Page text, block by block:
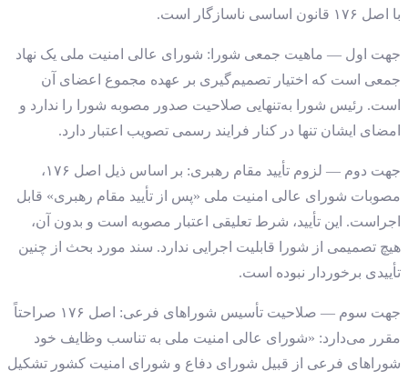
با اصل ۱۷۶ قانون اساسی ناسازگار است.
جهت اول — ماهیت جمعی شورا: شورای عالی امنیت ملی یک نهاد
جمعی است که اختیار تصمیم‌گیری بر عهده مجموع اعضای آن
است. رئیس شورا به‌تنهایی صلاحیت صدور مصوبه شورا را ندارد و
امضای ایشان تنها در کنار فرایند رسمی تصویب اعتبار دارد.
جهت دوم — لزوم تأیید مقام رهبری: بر اساس ذیل اصل ۱۷۶،
مصوبات شورای عالی امنیت ملی «پس از تأیید مقام رهبری» قابل
اجراست. این تأیید، شرط تعلیقی اعتبار مصوبه است و بدون آن،
هیچ تصمیمی از شورا قابلیت اجرایی ندارد. سند مورد بحث از چنین
تأییدی برخوردار نبوده است.
جهت سوم — صلاحیت تأسیس شوراهای فرعی: اصل ۱۷۶ صراحتاً
مقرر می‌دارد: «شورای عالی امنیت ملی به تناسب وظایف خود
شوراهای فرعی از قبیل شورای دفاع و شورای امنیت کشور تشکیل